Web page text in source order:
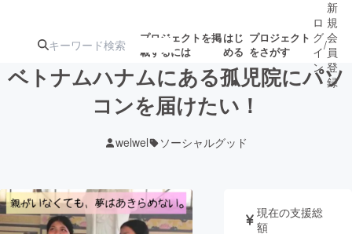
プロジェクトを掲
載するには
はじ
める
プロジェクト
をさがす
ジェクト
ロジェクト
アート・写真 音楽
ロ
グ
イ
ン
/
新
規
会
員
登
録
ベトナムハナムにある孤児院にパソ
コンを届けたい！
welwel ソーシャルグッド
現在の支援総
額